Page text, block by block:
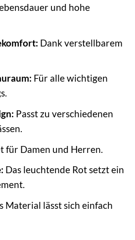
und hohe
Dank verstellbarem
Für alle wichtigen
Passt zu verschiedenen
für Damen und Herren.
Das leuchtende Rot setzt ein
Material lässt sich einfach